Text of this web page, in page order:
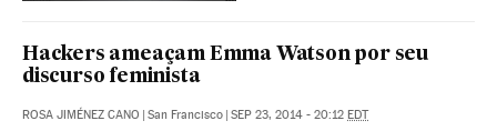
Hackers ameaçam Emma Watson por seu
discurso feminista
ROSA JIMÉNEZ CANO | San Francisco | SEP 23, 2014 - 20:12 EDT